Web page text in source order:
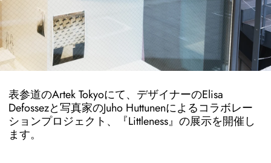
表参道のArtek Tokyoにて、デザイナーのElisa
Defossezと写真家のJuho Huttunenによるコラボレー
ションプロジェクト、『Littleness』の展示を開催し
ます。